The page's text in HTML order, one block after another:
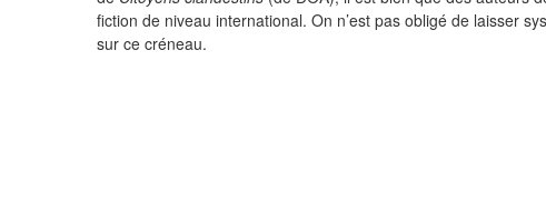
fiction de niveau international. On n’est pas obligé de laisser
sur ce créneau.